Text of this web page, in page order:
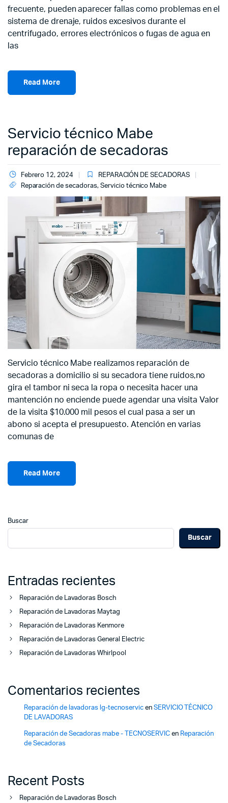
frecuente, pueden aparecer fallas como problemas en el
sistema de drenaje, ruidos excesivos durante el
centrifugado, errores electrónicos o fugas de agua en
las
Read More
Servicio técnico Mabe
reparación de secadoras
Febrero 12, 2024
REPARACIÓN DE SECADORAS
Reparación de secadoras, Servicio técnico Mabe
Servicio técnico Mabe realizamos reparación de
secadoras a domicilio si su secadora tiene ruidos,no
gira el tambor ni seca la ropa o necesita hacer una
mantención no enciende puede agendar una visita Valor
de la visita $10.000 mil pesos el cual pasa a ser un
abono si acepta el presupuesto. Atención en varias
comunas de
Read More
Buscar
Buscar
Entradas recientes
Reparación de Lavadoras Bosch
Reparación de Lavadoras Maytag
Reparación de Lavadoras Kenmore
Reparación de Lavadoras General Electric
Reparación de Lavadoras Whirlpool
Comentarios recientes
Reparación de lavadoras lg-tecnoservicen SERVICIO TÉCNICO
DE LAVADORAS
Reparación de Secadoras mabe - TECNOSERVICen Reparación
de Secadoras
Recent Posts
Reparación de Lavadoras Bosch